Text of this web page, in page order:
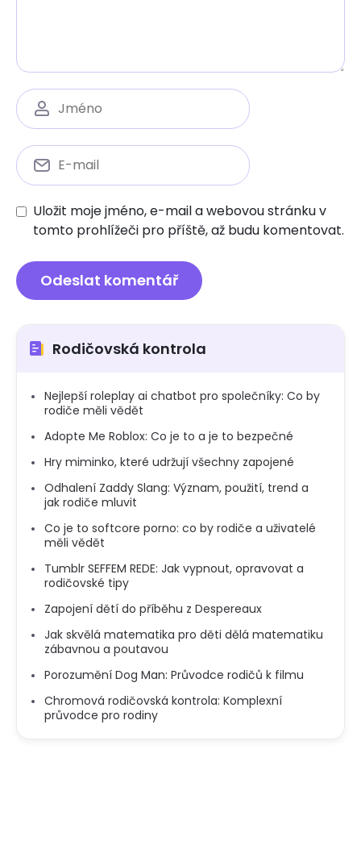
Uložit moje jméno, e-mail a webovou stránku v
tomto prohlížeči pro příště, až budu komentovat.
Rodičovská kontrola
Nejlepší roleplay ai chatbot pro společníky: Co by
rodiče měli vědět
Adopte Me Roblox: Co je to a je to bezpečné
Hry miminko, které udržují všechny zapojené
Odhalení Zaddy Slang: Význam, použití, trend a
jak rodiče mluvit
Co je to softcore porno: co by rodiče a uživatelé
měli vědět
Tumblr SEFFEM REDE: Jak vypnout, opravovat a
rodičovské tipy
Zapojení dětí do příběhu z Despereaux
Jak skvělá matematika pro děti dělá matematiku
zábavnou a poutavou
Porozumění Dog Man: Průvodce rodičů k filmu
Chromová rodičovská kontrola: Komplexní
průvodce pro rodiny